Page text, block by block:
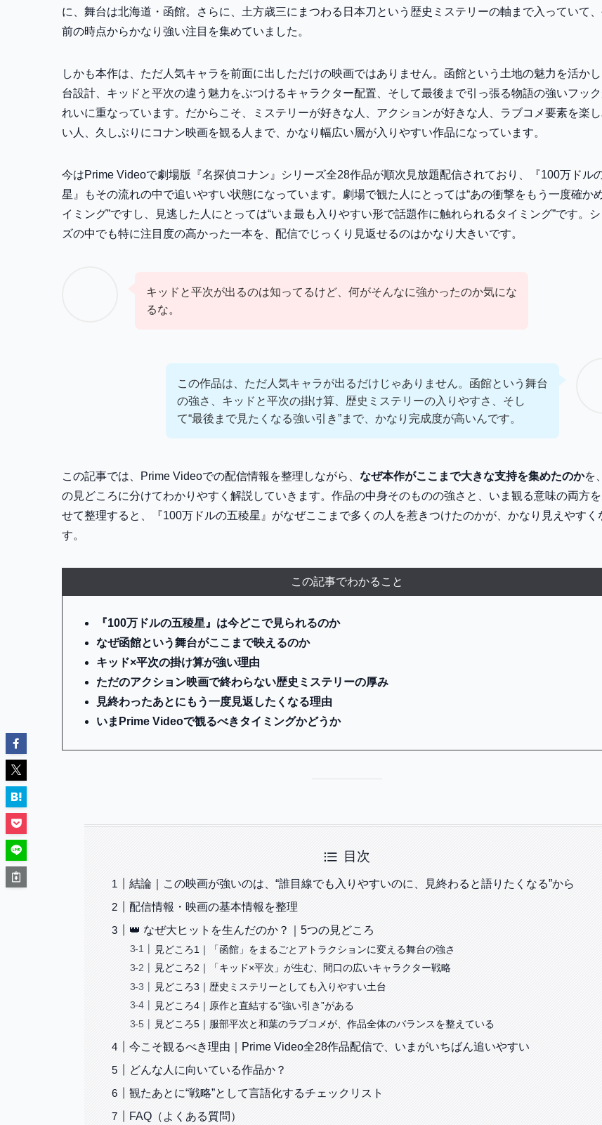
に、舞台は北海道・函館。さらに、土方歳三にまつわる日本刀という歴史ミステリーの軸まで入っていて
前の時点からかなり強い注目を集めていました。
しかも本作は、ただ人気キャラを前面に出しただけの映画ではありません。函館という土地の魅力を活か
台設計、キッドと平次の違う魅力をぶつけるキャラクター配置、そして最後まで引っ張る物語の強いフック
れいに重なっています。だからこそ、ミステリーが好きな人、アクションが好きな人、ラブコメ要素を楽
い人、久しぶりにコナン映画を観る人まで、かなり幅広い層が入りやすい作品になっています。
今はPrime Videoで劇場版『名探偵コナン』シリーズ全28作品が順次見放題配信されており、『100万ドル
星』もその流れの中で追いやすい状態になっています。劇場で観た人にとっては“あの衝撃をもう一度確か
イミング”ですし、見逃した人にとっては“いま最も入りやすい形で話題作に触れられるタイミング”です。
ズの中でも特に注目度の高かった一本を、配信でじっくり見返せるのはかなり大きいです。
キッドと平次が出るのは知ってるけど、何がそんなに強かったのか気にな
るな。
この作品は、ただ人気キャラが出るだけじゃありません。函館という舞台
の強さ、キッドと平次の掛け算、歴史ミステリーの入りやすさ、そし
て“最後まで見たくなる強い引き”まで、かなり完成度が高いんです。
この記事では、Prime Videoでの配信情報を整理しながら、 なぜ本作がここまで大きな支持を集めたのかを
の見どころに分けてわかりやすく解説していきます。作品の中身そのものの強さと、いま観る意味の両方
せて整理すると、『100万ドルの五稜星』がなぜここまで多くの人を惹きつけたのかが、かなり見えやすく
す。
この記事でわかること
『100万ドルの五稜星』は今どこで見られるのか
なぜ函館という舞台がここまで映えるのか
キッド×平次の掛け算が強い理由
ただのアクション映画で終わらない歴史ミステリーの厚み
見終わったあとにもう一度見返したくなる理由
いまPrime Videoで観るべきタイミングかどうか
目次
結論｜この映画が強いのは、“誰目線でも入りやすいのに、見終わると語りたくなる”から
配信情報・映画の基本情報を整理
👑 なぜ大ヒットを生んだのか？｜5つの見どころ
見どころ1｜「函館」をまるごとアトラクションに変える舞台の強さ
見どころ2｜「キッド×平次」が生む、間口の広いキャラクター戦略
見どころ3｜歴史ミステリーとしても入りやすい土台
見どころ4｜原作と直結する“強い引き”がある
見どころ5｜服部平次と和葉のラブコメが、作品全体のバランスを整えている
今こそ観るべき理由｜Prime Video全28作品配信で、いまがいちばん追いやすい
どんな人に向いている作品か？
観たあとに“戦略”として言語化するチェックリスト
FAQ（よくある質問）